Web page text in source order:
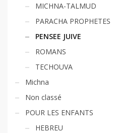
MICHNA-TALMUD
PARACHA PROPHETES
PENSEE JUIVE
ROMANS
TECHOUVA
Michna
Non classé
POUR LES ENFANTS
HEBREU